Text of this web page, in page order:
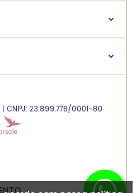
CNPJ: 23.899.778/0001-80